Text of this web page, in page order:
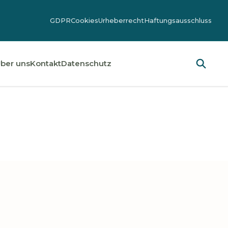
GDPRCookiesUrheberrechtHaftungsausschluss
unsKontaktDatenschutz